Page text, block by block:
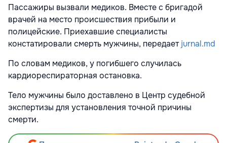
Пассажиры вызвали медиков. Вместе с бригадой
врачей на место происшествия прибыли и
полицейские. Приехавшие специалисты
констатировали смерть мужчины, передаетjurnal.md
По словам медиков, у погибшего случилась
кардиореспираторная остановка.
Тело мужчины было доставлено в Центр судебной
экспертизы для установления точной причины
смерти.